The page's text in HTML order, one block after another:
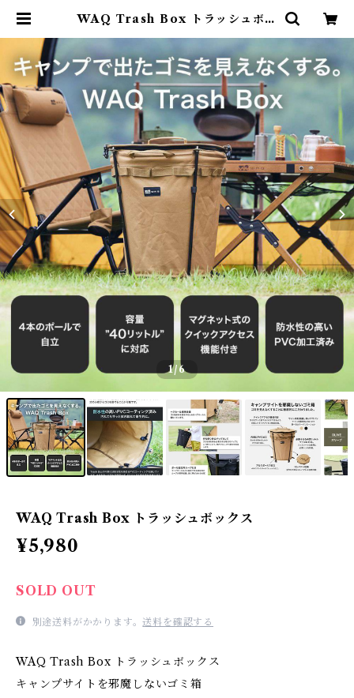
WAQ Trash Box トラッシュボッ
1/6
WAQ Trash Box トラッシュボックス
¥5,980
SOLD OUT
別途送料がかかります。送料を確認する
WAQ Trash Box トラッシュボックス
キャンプサイトを邪魔しないゴミ箱